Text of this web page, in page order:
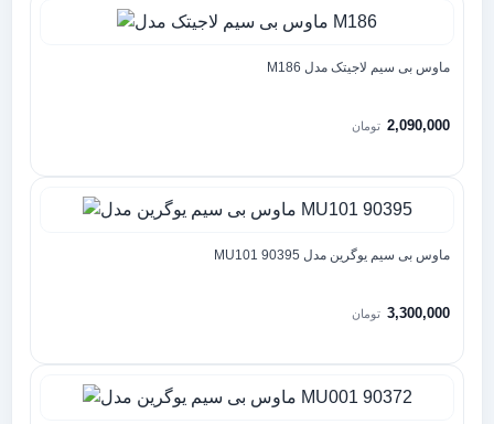
ماوس بی سیم لاجیتک مدل M186
2,090,000 تومان
ماوس بی سیم یوگرین مدل MU101 90395
3,300,000 تومان